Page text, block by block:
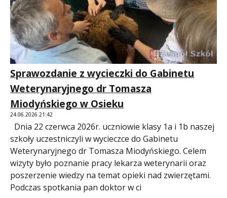
Sprawozdanie z wycieczki do Gabinetu
Weterynaryjnego dr Tomasza
Miodyńskiego w Osieku
24.06.2026 21:42
Dnia 22 czerwca 2026r. uczniowie klasy 1a i 1b naszej
szkoły uczestniczyli w wycieczce do Gabinetu
Weterynaryjnego dr Tomasza Miodyńskiego. Celem
wizyty było poznanie pracy lekarza weterynarii oraz
poszerzenie wiedzy na temat opieki nad zwierzętami.
Podczas spotkania pan doktor w ci